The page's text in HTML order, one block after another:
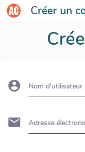
Créer un
Nom d'utilisateur
Adresse